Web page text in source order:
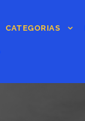
CATEGORIAS